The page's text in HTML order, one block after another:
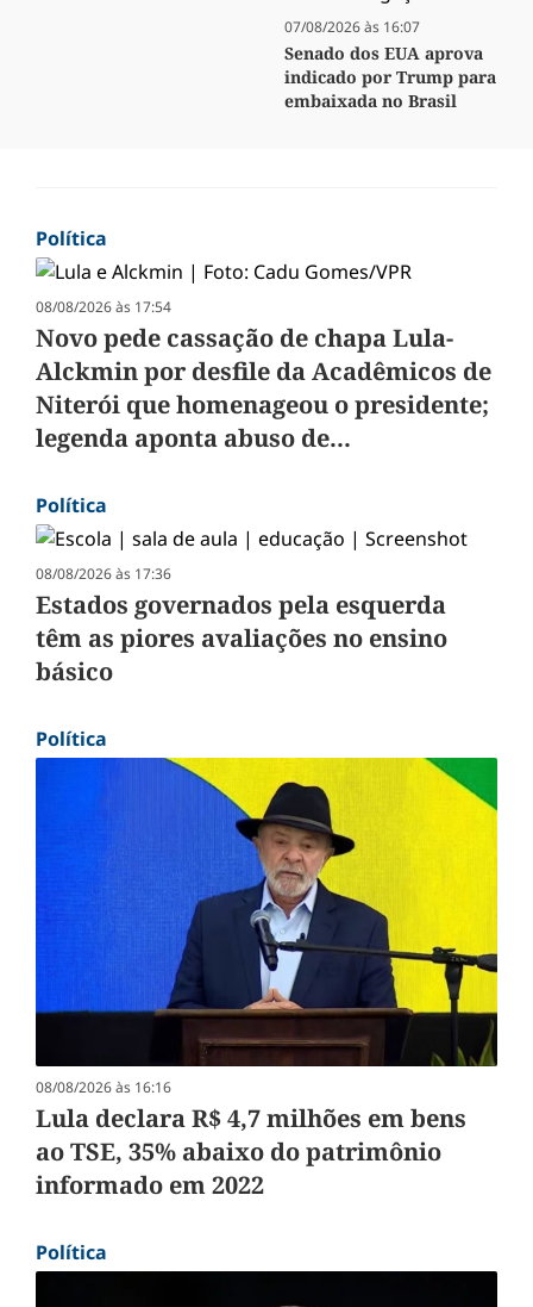
07/08/2026 às 16:07
Senado dos EUA aprova
indicado por Trump para
embaixada no Brasil
Política
08/08/2026 às 17:54
Novo pede cassação de chapa Lula-
Alckmin por desfile da Acadêmicos de
Niterói que homenageou o presidente;
legenda aponta abuso de...
Política
08/08/2026 às 17:36
Estados governados pela esquerda
têm as piores avaliações no ensino
básico
Política
08/08/2026 às 16:16
Lula declara R$ 4,7 milhões em bens
ao TSE, 35% abaixo do patrimônio
informado em 2022
Política